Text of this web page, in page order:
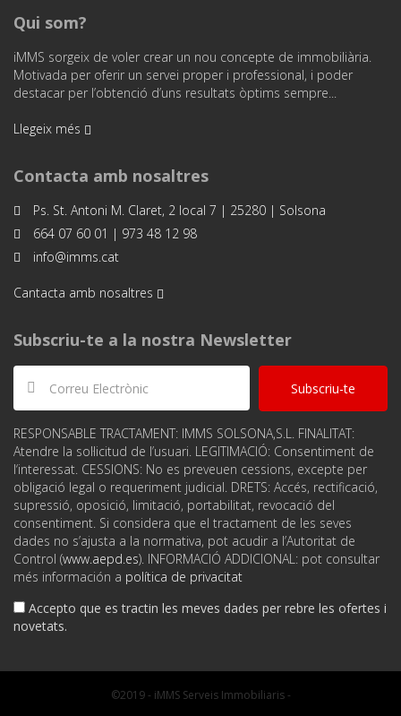
Qui som?
iMMS sorgeix de voler crear un nou concepte de immobiliària.
Motivada per oferir un servei proper i professional, i poder
destacar per l’obtenció d’uns resultats òptims sempre...
Llegeix més
Contacta amb nosaltres
Ps. St. Antoni M. Claret, 2 local 7 | 25280 | Solsona
664 07 60 01 | 973 48 12 98
info@imms.cat
Cantacta amb nosaltres
Subscriu-te a la nostra Newsletter
Subscriu-te
RESPONSABLE TRACTAMENT: IMMS SOLSONA,S.L. FINALITAT:
Atendre la sol·licitud de l’usuari. LEGITIMACIÓ: Consentiment de
l‘interessat. CESSIONS: No es preveuen cessions, excepte per
obligació legal o requeriment judicial. DRETS: Accés, rectificació,
supressió, oposició, limitació, portabilitat, revocació del
consentiment. Si considera que el tractament de les seves
dades no s’ajusta a la normativa, pot acudir a l’Autoritat de
Control (www.aepd.es). INFORMACIÓ ADDICIONAL: pot consultar
més información a política de privacitat
Accepto que es tractin les meves dades per rebre les ofertes i
novetats.
©2019 - iMMS Serveis Immobiliaris -